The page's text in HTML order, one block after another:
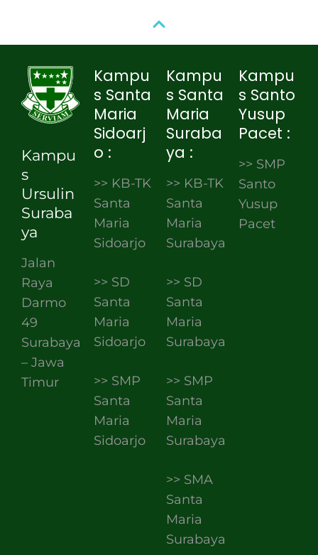
Kampu
s
Ursulin
Suraba
ya
Jalan
Raya
Darmo
49
Surabaya
– Jawa
Timur
Kampu
s Santa
Maria
Sidoarj
o :
>> KB-TK
Santa
Maria
Sidoarjo
>> SD
Santa
Maria
Sidoarjo
>> SMP
Santa
Maria
Sidoarjo
Kampu
s Santa
Maria
Suraba
ya :
>> KB-TK
Santa
Maria
Surabaya
>> SD
Santa
Maria
Surabaya
>> SMP
Santa
Maria
Surabaya
>> SMA
Santa
Maria
Surabaya
Kampu
s Santo
Yusup
Pacet :
>> SMP
Santo
Yusup
Pacet